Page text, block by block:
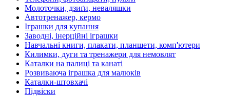
Молоточки, дзиґи, неваляшки
Автотренажер, кермо
Іграшки для купання
Заводні, інерційні іграшки
Навчальні книги, плакати, планшети, комп'ютери
Килимки, дуги та тренажери для немовлят
Каталки на палиці та канаті
Розвиваюча іграшка для малюків
Каталки-штовхачі
Підвіски